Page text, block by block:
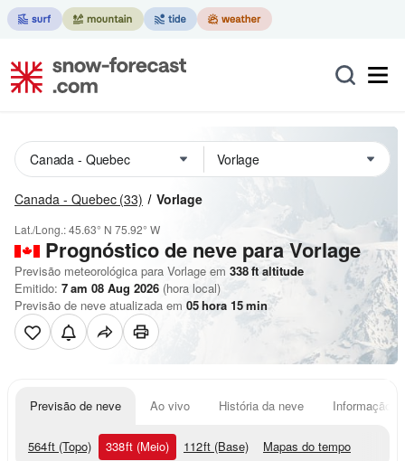
Canada - Quebec (33) Vorlage
Lat./Long.:45.63° N 75.92° W
Prognóstico de neve para Vorlage
Previsão meteorológica para Vorlage em 338ft altitude
Emitido: 7 am 08 Aug 2026 (hora local)
Previsão de neve atualizada em 05hora 15min
Previsão de neve Ao vivo História da neve Informação
564ft (Topo) 338ft (Meio) 112ft (Base) Mapas do tempo